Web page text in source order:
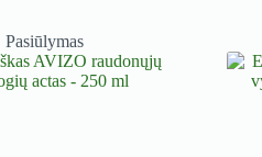
Pasiūlymas